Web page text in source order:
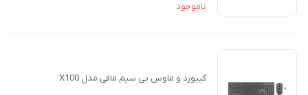
ناموجود
کیبورد و ماوس بی سیم مافی مدل X100